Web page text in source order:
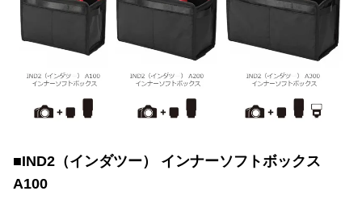
■IND2（インダツー） インナーソフトボックス
A100